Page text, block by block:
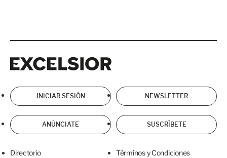
INICIAR SESIÓN NEWSLETTER
ANÚNCIATE SUSCRÍBETE
Directorio Términos y Condiciones